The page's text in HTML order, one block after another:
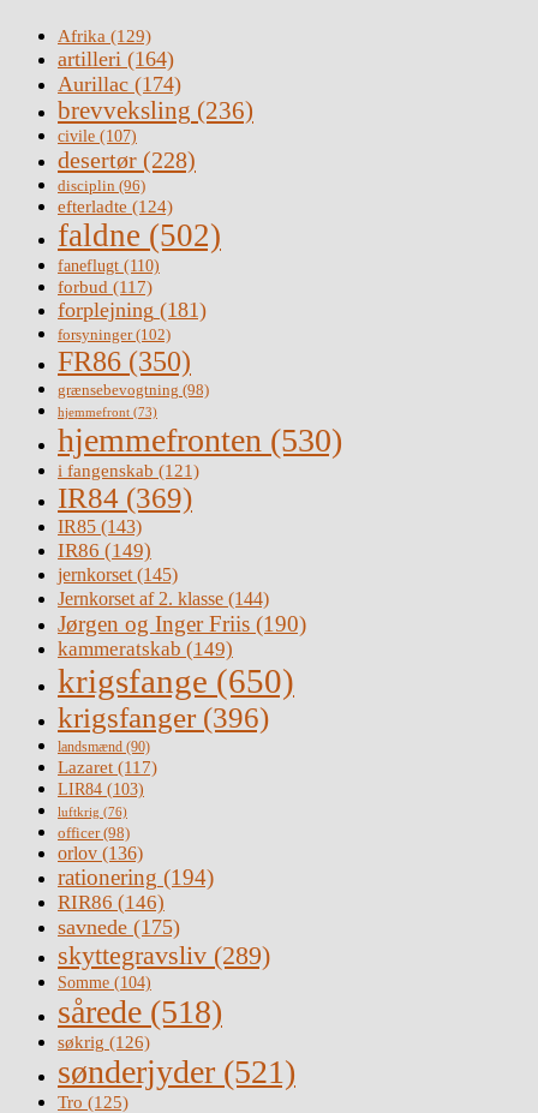
Afrika (129)
artilleri (164)
Aurillac (174)
brevveksling (236)
civile (107)
desertør (228)
disciplin (96)
efterladte (124)
faldne (502)
faneflugt (110)
forbud (117)
forplejning (181)
forsyninger(102)
FR86 (350)
grænsebevogtning (98)
hjemmefront (73)
hjemmefronten (530)
i fangenskab (121)
IR84 (369)
IR85 (143)
IR86 (149)
jernkorset(145)
Jernkorset af 2. klasse (144)
Jørgen og Inger Friis (190)
kammeratskab (149)
krigsfange (650)
krigsfanger (396)
landsmænd (90)
Lazaret (117)
LIR84 (103)
luftkrig (76)
officer(98)
orlov (136)
rationering (194)
RIR86 (146)
savnede (175)
skyttegravsliv (289)
Somme (104)
sårede (518)
søkrig (126)
sønderjyder (521)
Tro (125)